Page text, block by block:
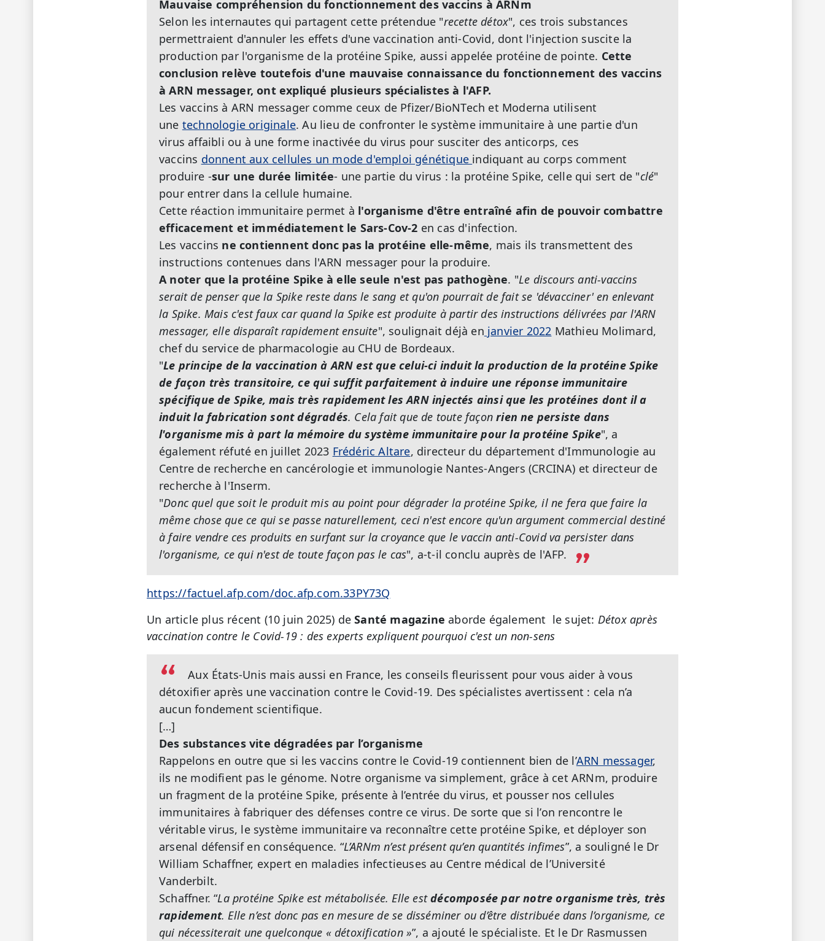
Mauvaise compréhension du fonctionnement des vaccins à ARNm
Selon les internautes qui partagent cette prétendue "recette détox", ces trois substances
permettraient d'annuler les effets d'une vaccination anti-Covid, dont l'injection suscite la
production par l'organisme de la protéine Spike, aussi appelée protéine de pointe. Cette
conclusion relève toutefois d'une mauvaise connaissance du fonctionnement des vaccins
à ARN messager, ont expliqué plusieurs spécialistes à l'AFP.
Les vaccins à ARN messager comme ceux de Pfizer/BioNTech et Moderna utilisent
une technologie originale. Au lieu de confronter le système immunitaire à une partie d'un
virus affaibli ou à une forme inactivée du virus pour susciter des anticorps, ces
vaccins donnent aux cellules un mode d'emploi génétique indiquant au corps comment
produire -sur une durée limitée- une partie du virus : la protéine Spike, celle qui sert de "clé"
pour entrer dans la cellule humaine.
Cette réaction immunitaire permet à l'organisme d'être entraîné afin de pouvoir combattre
efficacement et immédiatement le Sars-Cov-2 en cas d'infection.
Les vaccins ne contiennent donc pas la protéine elle-même, mais ils transmettent des
instructions contenues dans l'ARN messager pour la produire.
A noter que la protéine Spike à elle seule n'est pas pathogène. "Le discours anti-vaccins
serait de penser que la Spike reste dans le sang et qu'on pourrait de fait se 'dévacciner' en enlevant
la Spike. Mais c'est faux car quand la Spike est produite à partir des instructions délivrées par l'ARN
messager, elle disparaît rapidement ensuite", soulignait déjà en janvier 2022 Mathieu Molimard,
chef du service de pharmacologie au CHU de Bordeaux.
"Le principe de la vaccination à ARN est que celui-ci induit la production de la protéine Spike
de façon très transitoire, ce qui suffit parfaitement à induire une réponse immunitaire
spécifique de Spike, mais très rapidement les ARN injectés ainsi que les protéines dont il a
induit la fabrication sont dégradés. Cela fait que de toute façonrien ne persiste dans
l'organisme mis à part la mémoire du système immunitaire pour la protéine Spike", a
également réfuté en juillet 2023 Frédéric Altare, directeur du département d'Immunologie au
Centre de recherche en cancérologie et immunologie Nantes-Angers (CRCINA) et directeur de
recherche à l'Inserm.
"Donc quel que soit le produit mis au point pour dégrader la protéine Spike, il ne fera que faire la
même chose que ce qui se passe naturellement, ceci n'est encore qu'un argument commercial destiné
à faire vendre ces produits en surfant sur la croyance que le vaccin anti-Covid va persister dans
l'organisme, ce qui n'est de toute façon pas le cas", a-t-il conclu auprès de l'AFP.
https://factuel.afp.com/doc.afp.com.33PY73Q
Un article plus récent (10 juin 2025) deSanté magazineaborde également le sujet: Détox après
vaccination contre le Covid-19 : des experts expliquent pourquoi c'est un non-sens
Aux États-Unis mais aussi en France, les conseils fleurissent pour vous aider à vous
détoxifier après une vaccination contre le Covid-19. Des spécialistes avertissent : cela n’a
aucun fondement scientifique.
[…]
Des substances vite dégradées par l’organisme
Rappelons en outre que si les vaccins contre le Covid-19 contiennent bien de l’ARN messager,
ils ne modifient pas le génome. Notre organisme va simplement, grâce à cet ARNm, produire
un fragment de la protéine Spike, présente à l’entrée du virus, et pousser nos cellules
immunitaires à fabriquer des défenses contre ce virus. De sorte que si l’on rencontre le
véritable virus, le système immunitaire va reconnaître cette protéine Spike, et déployer son
arsenal défensif en conséquence. “L’ARNm n’est présent qu’en quantités infimes”, a souligné le Dr
William Schaffner, expert en maladies infectieuses au Centre médical de l’Université
Vanderbilt.
Schaffner. “La protéine Spike est métabolisée. Elle estdécomposée par notre organisme très, très
rapidement. Elle n’est donc pas en mesure de se disséminer ou d’être distribuée dans l’organisme, ce
qui nécessiterait une quelconque « détoxification »”, a ajouté le spécialiste. Et le Dr Rasmussen